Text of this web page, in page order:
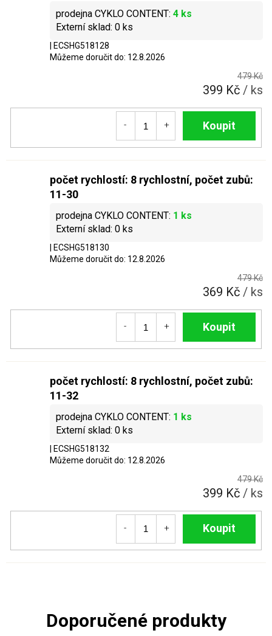
4 ks
0 ks
| ECSHG518128
Můžeme doručit do: 12.8.2026
479 Kč
399 Kč / ks
Do košíku
počet rychlostí: 8 rychlostní, počet zubů:
11-30
1 ks
0 ks
| ECSHG518130
Můžeme doručit do: 12.8.2026
479 Kč
369 Kč / ks
Do košíku
počet rychlostí: 8 rychlostní, počet zubů:
11-32
1 ks
0 ks
| ECSHG518132
Můžeme doručit do: 12.8.2026
479 Kč
399 Kč / ks
Do košíku